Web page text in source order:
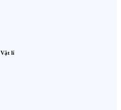
Vật lí